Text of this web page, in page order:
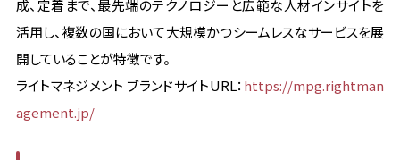
成、定着まで、最先端のテクノロジーと広範な人材インサイトを
活用し、複数の国において大規模かつシームレスなサービスを展
開していることが特徴です。
ライトマネジメント ブランドサイトURL： https://mpg.rightman
agement.jp/